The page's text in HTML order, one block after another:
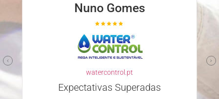
Nuno Gomes
watercontrol.pt
Expectativas Superadas